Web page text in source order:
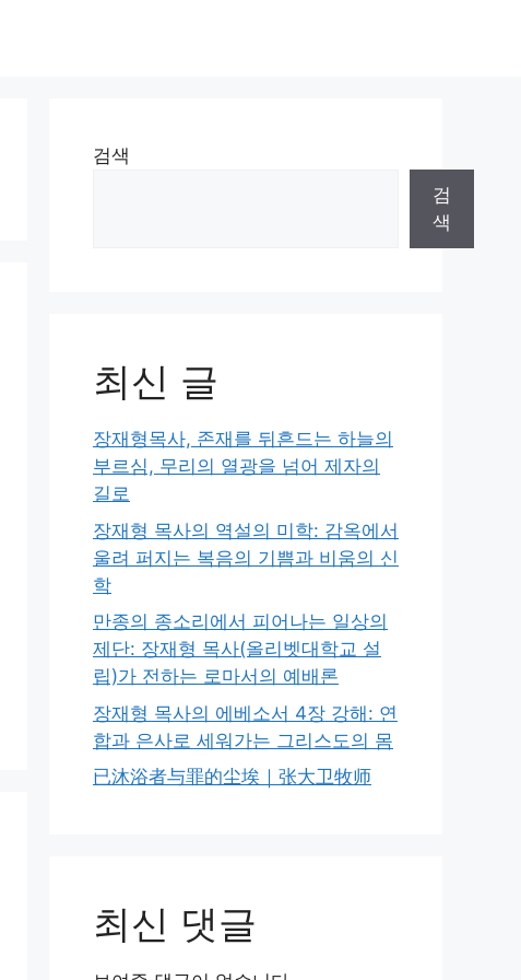
검색
검
색
최신 글
장재형목사, 존재를 뒤흔드는 하늘의
부르심, 무리의 열광을 넘어 제자의
길로
장재형 목사의 역설의 미학: 감옥에서
울려 퍼지는 복음의 기쁨과 비움의 신
학
만종의 종소리에서 피어나는 일상의
제단: 장재형 목사(올리벳대학교 설
립)가 전하는 로마서의 예배론
장재형 목사의 에베소서 4장 강해: 연
합과 은사로 세워가는 그리스도의 몸
已沐浴者与罪的尘埃｜张大卫牧师
최신 댓글